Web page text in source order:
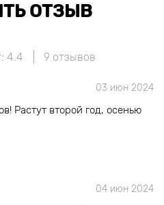
ОТЗЫВ
4.4 9 отзывов
03 июн 2024
Растут второй год, осенью
04 июн 2024